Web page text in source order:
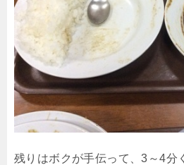
残りはボクが手伝って、3～4分